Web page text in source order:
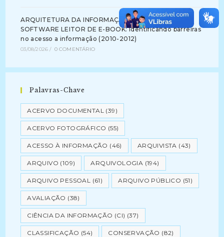
ARQUITETURA DA INFORMAÇÃO NA INTERFACE DE
SOFTWARE LEITOR DE E-BOOK: identificando barreiras
no acesso a informação (2010-2012)
03/08/2026 / 0 COMENTÁRIO
Palavras-Chave
ACERVO DOCUMENTAL (39)
ACERVO FOTOGRÁFICO (55)
ACESSO À INFORMAÇÃO (46) ARQUIVISTA (43)
ARQUIVO (109) ARQUIVOLOGIA (194)
ARQUIVO PESSOAL (61) ARQUIVO PÚBLICO (51)
AVALIAÇÃO (38)
CIÊNCIA DA INFORMAÇÃO (CI) (37)
CLASSIFICAÇÃO (54) CONSERVAÇÃO (82)